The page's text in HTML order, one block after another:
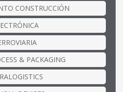
CONSTRUCCIÓN
& PACKAGING